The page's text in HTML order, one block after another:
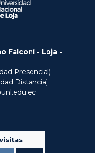
Falconí - Loja -
Presencial)
Distancia)